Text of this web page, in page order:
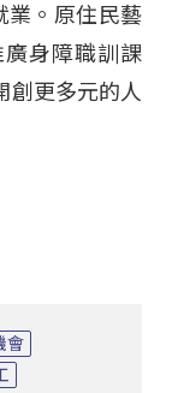
業。原住民藝
身障職訓課
創更多元的人
會